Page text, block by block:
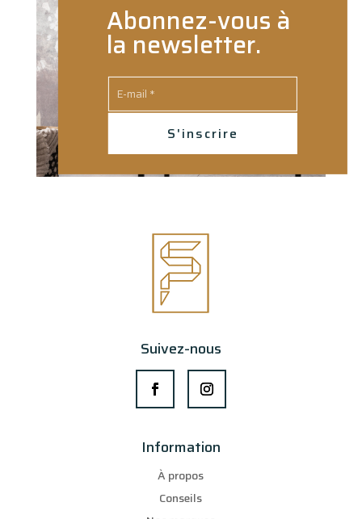
Abonnez-vous à
la newsletter.
S'inscrire
Suivez-nous
Information
À propos
Conseils